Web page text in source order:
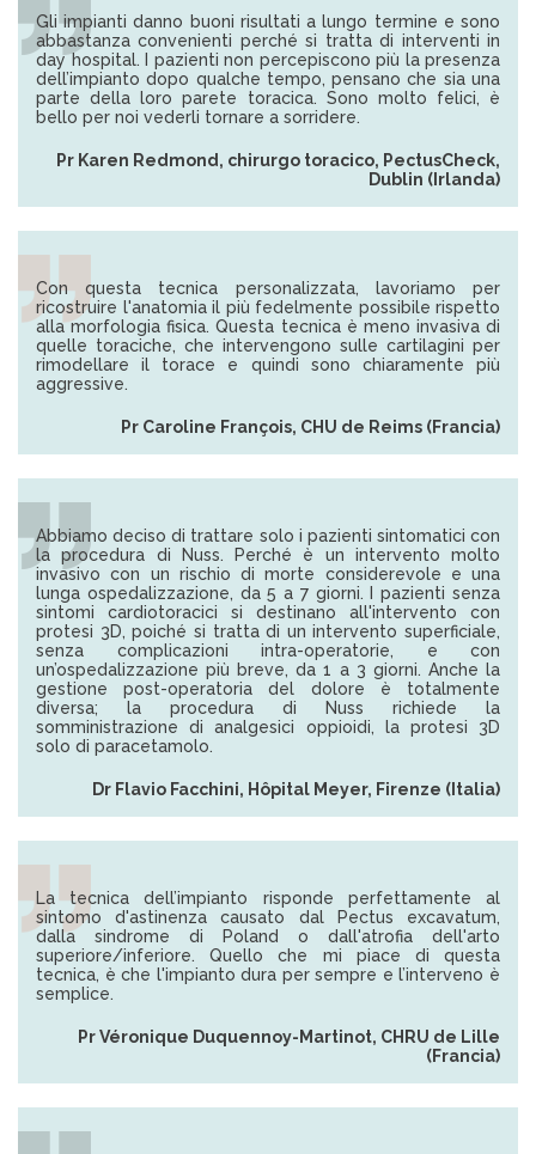
Gli impianti danno buoni risultati a lungo termine e sono
abbastanza convenienti perché si tratta di interventi in
day hospital. I pazienti non percepiscono più la presenza
dell’impianto dopo qualche tempo, pensano che sia una
parte della loro parete toracica. Sono molto felici, è
bello per noi vederli tornare a sorridere.
Pr Karen Redmond, chirurgo toracico, PectusCheck,
Dublin (Irlanda)
Con questa tecnica personalizzata, lavoriamo per
ricostruire l'anatomia il più fedelmente possibile rispetto
alla morfologia fisica. Questa tecnica è meno invasiva di
quelle toraciche, che intervengono sulle cartilagini per
rimodellare il torace e quindi sono chiaramente più
aggressive.
Pr Caroline François, CHU de Reims (Francia)
Abbiamo deciso di trattare solo i pazienti sintomatici con
la procedura di Nuss. Perché è un intervento molto
invasivo con un rischio di morte considerevole e una
lunga ospedalizzazione, da 5 a 7 giorni. I pazienti senza
sintomi cardiotoracici si destinano all'intervento con
protesi 3D, poiché si tratta di un intervento superficiale,
senza complicazioni intra-operatorie, e con
un’ospedalizzazione più breve, da 1 a 3 giorni. Anche la
gestione post-operatoria del dolore è totalmente
diversa; la procedura di Nuss richiede la
somministrazione di analgesici oppioidi, la protesi 3D
solo di paracetamolo.
Dr Flavio Facchini, Hôpital Meyer, Firenze (Italia)
La tecnica dell’impianto risponde perfettamente al
sintomo d'astinenza causato dal Pectus excavatum,
dalla sindrome di Poland o dall'atrofia dell'arto
superiore/inferiore. Quello che mi piace di questa
tecnica, è che l'impianto dura per sempre e l’interveno è
semplice.
Pr Véronique Duquennoy-Martinot, CHRU de Lille
(Francia)